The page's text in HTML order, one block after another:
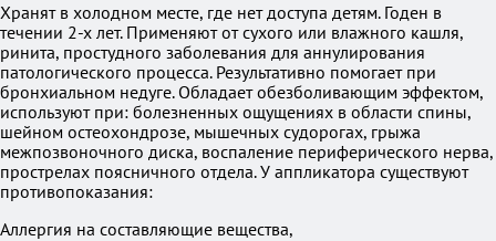
Хранят в холодном месте, где нет доступа детям. Годен в
течении 2-х лет. Применяют от сухого или влажного кашля,
ринита, простудного заболевания для аннулирования
патологического процесса. Результативно помогает при
бронхиальном недуге. Обладает обезболивающим эффектом,
используют при: болезненных ощущениях в области спины,
шейном остеохондрозе, мышечных судорогах, грыжа
межпозвоночного диска, воспаление периферического нерва,
прострелах поясничного отдела. У аппликатора существуют
противопоказания:
Аллергия на составляющие вещества,